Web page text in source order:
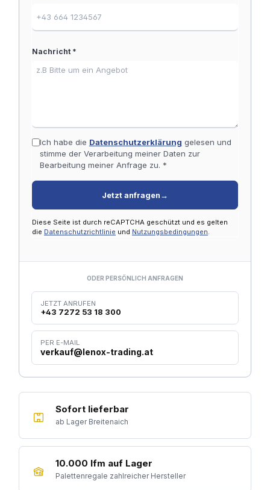
Nachricht *
Ich habe die Datenschutzerklärung gelesen und
stimme der Verarbeitung meiner Daten zur
Bearbeitung meiner Anfrage zu. *
Jetzt anfragen →
Diese Seite ist durch reCAPTCHA geschützt und es gelten
die Datenschutzrichtlinie und Nutzungsbedingungen.
ODER PERSÖNLICH ANFRAGEN
JETZT ANRUFEN
+43 7272 53 18 300
PER E-MAIL
verkauf@lenox-trading.at
Sofort lieferbar
ab Lager Breitenaich
10.000 lfm auf Lager
Palettenregale zahlreicher Hersteller